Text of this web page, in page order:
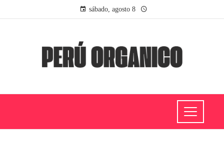
sábado, agosto 8